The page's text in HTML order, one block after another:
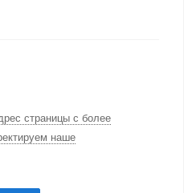
страницы с более
наше